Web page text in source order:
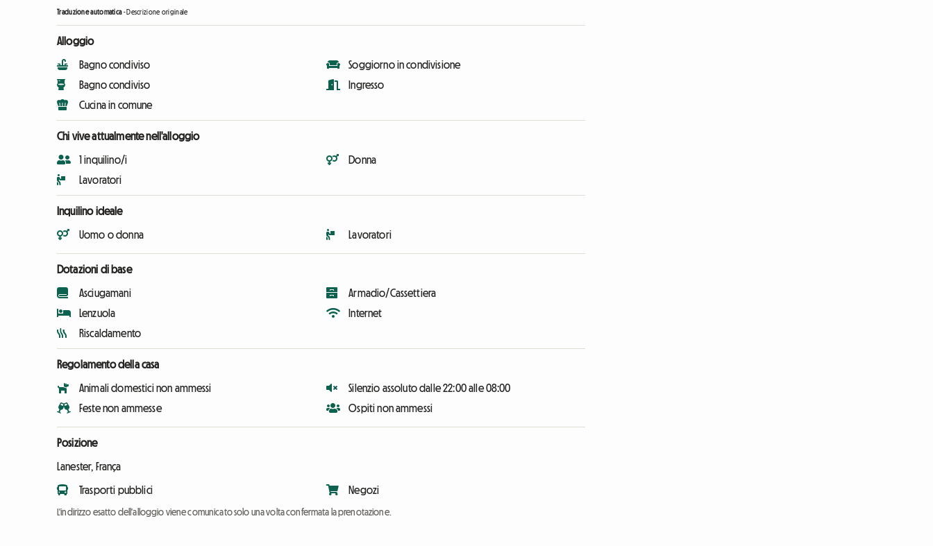
Traduzione automatica-Descrizione originale
Alloggio
Bagno condiviso
Bagno condiviso
Cucina in comune
Soggiorno in condivisione
Ingresso
Chi vive attualmente nell'alloggio
1 inquilino/i
Lavoratori
Donna
Inquilino ideale
Uomo o donna Lavoratori
Dotazioni di base
Asciugamani
Lenzuola
Riscaldamento
Armadio/Cassettiera
Internet
Regolamento della casa
Animali domestici non ammessi
Feste non ammesse
Silenzio assoluto dalle 22:00 alle 08:00
Ospiti non ammessi
Posizione
Lanester, França
Trasporti pubblici Negozi
L'indirizzo esatto dell'alloggio viene comunicato solo una volta confermata la prenotazione.